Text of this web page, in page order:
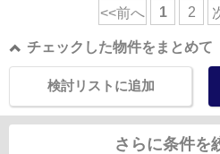
<<前へ 1 2
チェックした物件をまとめて
検討リストに追加
さらに条件を